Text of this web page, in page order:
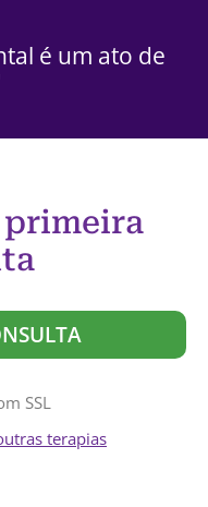
é um ato de
primeira
SSL
terapias